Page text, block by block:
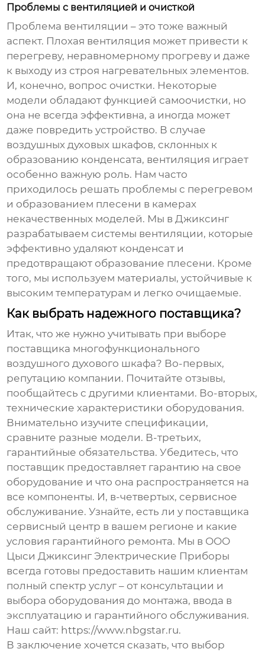
Проблемы с вентиляцией и очисткой
Проблема вентиляции – это тоже важный
аспект. Плохая вентиляция может привести к
перегреву, неравномерному прогреву и даже
к выходу из строя нагревательных элементов.
И, конечно, вопрос очистки. Некоторые
модели обладают функцией самоочистки, но
она не всегда эффективна, а иногда может
даже повредить устройство. В случае
воздушных духовых шкафов, склонных к
образованию конденсата, вентиляция играет
особенно важную роль. Нам часто
приходилось решать проблемы с перегревом
и образованием плесени в камерах
некачественных моделей. Мы в Джиксинг
разрабатываем системы вентиляции, которые
эффективно удаляют конденсат и
предотвращают образование плесени. Кроме
того, мы используем материалы, устойчивые к
высоким температурам и легко очищаемые.
Как выбрать надежного поставщика?
Итак, что же нужно учитывать при выборе
поставщика многофункционального
воздушного духового шкафа? Во-первых,
репутацию компании. Почитайте отзывы,
пообщайтесь с другими клиентами. Во-вторых,
технические характеристики оборудования.
Внимательно изучите спецификации,
сравните разные модели. В-третьих,
гарантийные обязательства. Убедитесь, что
поставщик предоставляет гарантию на свое
оборудование и что она распространяется на
все компоненты. И, в-четвертых, сервисное
обслуживание. Узнайте, есть ли у поставщика
сервисный центр в вашем регионе и какие
условия гарантийного ремонта. Мы в ООО
Цыси Джиксинг Электрические Приборы
всегда готовы предоставить нашим клиентам
полный спектр услуг – от консультации и
выбора оборудования до монтажа, ввода в
эксплуатацию и гарантийного обслуживания.
Наш сайт: https://www.nbgstar.ru.
В заключение хочется сказать, что выбор